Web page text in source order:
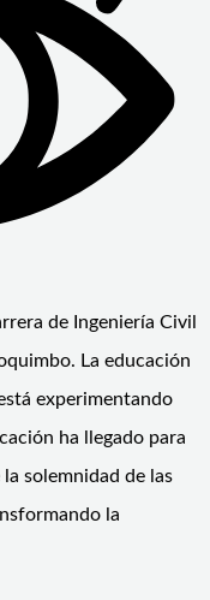
de Ingeniería Civil
La educación
experimentando
ha llegado para
solemnidad de las
la